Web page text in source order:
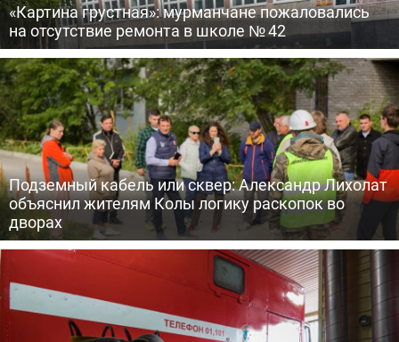
«Картина грустная»: мурманчане пожаловались
на отсутствие ремонта в школе № 42
Подземный кабель или сквер: Александр Лихолат
объяснил жителям Колы логику раскопок во
дворах